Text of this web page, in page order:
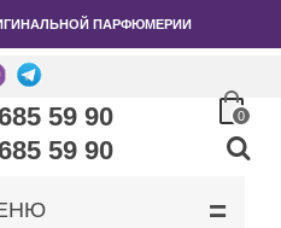
ПАРФЮМЕРИИ
59 90
59 90
0